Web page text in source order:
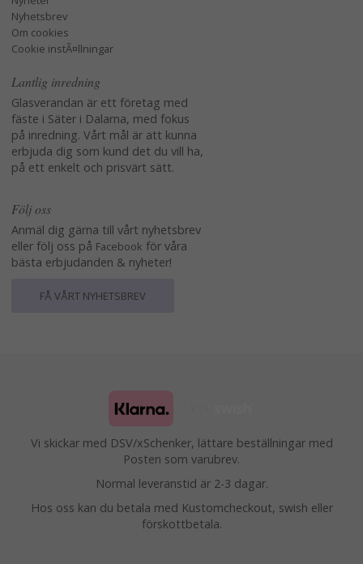
Nyhetsbrev
Om cookies
Cookie instÃ¤llningar
Lantlig inredning
Glasverandan är ett företag med
fäste i Säter i Dalarna, med fokus
på inredning. Vårt mål är att kunna
erbjuda dig som kund det du vill ha,
på ett enkelt och prisvärt sätt.
Följ oss
Anmäl dig gärna till vårt nyhetsbrev
eller följ oss på Facebook för våra
bästa erbjudanden & nyheter!
FÅ VÅRT NYHETSBREV
Vi skickar med DSV/xSchenker, lättare beställningar med
Posten som varubrev.
Normal leveranstid är 2-3 dagar.
Hos oss kan du betala med Kustomcheckout, swish eller
förskottbetala.